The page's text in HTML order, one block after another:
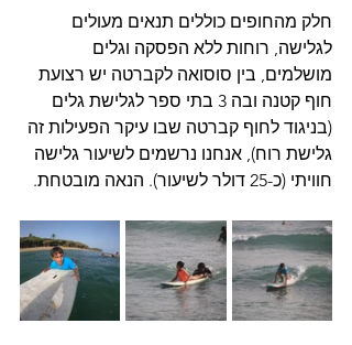
חלק מהחופים כוללים תנאים מעולים
לגלישה, רוחות ללא הפסקה וגלים
מושלמים, בין סוסואה לקברטה יש רצועת
חוף קטנה ובה 3 בתי ספר לגלישת גלים
(בניגוד לחוף קברטה שבו עיקר הפעילות זה
גלישת רוח), אנחנו נרשמים לשיעור גלישה
חוויתי (כ-25 דולר לשיעור). הנאה מובטחת.